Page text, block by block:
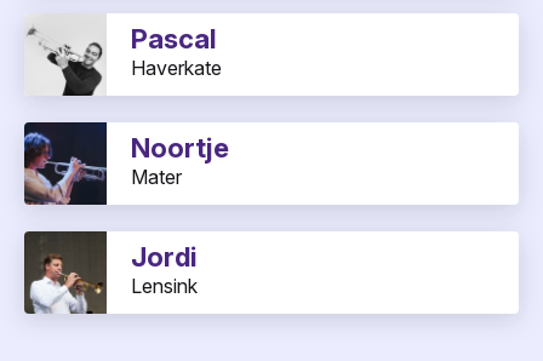
Pascal
Haverkate
Noortje
Mater
Jordi
Lensink